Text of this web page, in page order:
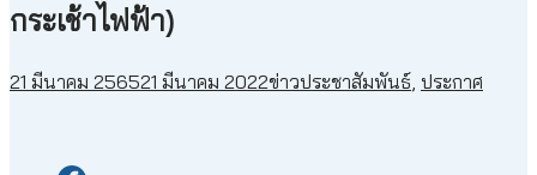
กระเช้าไฟฟ้า)
21 มีนาคม 256521 มีนาคม 2022ข่าวประชาสัมพันธ์ ประกาศ